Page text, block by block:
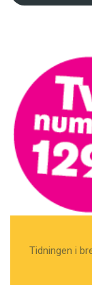
Tidningen i